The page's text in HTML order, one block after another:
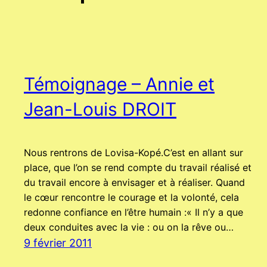
Témoignage – Annie et
Jean-Louis DROIT
Nous rentrons de Lovisa-Kopé.C’est en allant sur
place, que l’on se rend compte du travail réalisé et
du travail encore à envisager et à réaliser. Quand
le cœur rencontre le courage et la volonté, cela
redonne confiance en l’être humain :« Il n’y a que
deux conduites avec la vie : ou on la rêve ou…
9 février 2011